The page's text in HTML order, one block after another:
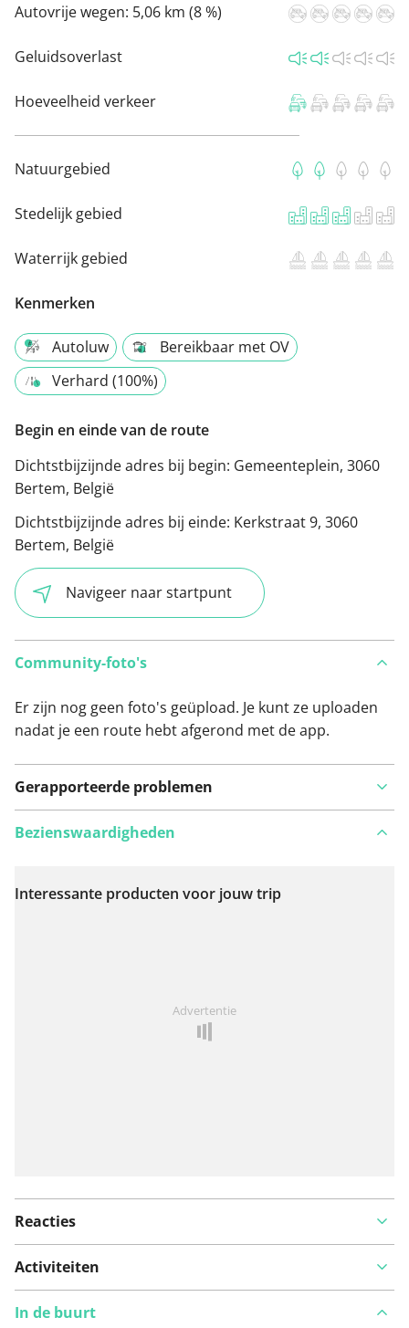
Autovrije wegen: 5,06 km (8 %)
Geluidsoverlast
Hoeveelheid verkeer
Natuurgebied
Stedelijk gebied
Waterrijk gebied
Kenmerken
Autoluw
Bereikbaar met OV
Verhard (100%)
Begin en einde van de route
Dichtstbijzijnde adres bij begin: Gemeenteplein, 3060
Bertem, België
Dichtstbijzijnde adres bij einde: Kerkstraat 9, 3060
Bertem, België
Navigeer naar startpunt
Community-foto's
Er zijn nog geen foto's geüpload. Je kunt ze uploaden
nadat je een route hebt afgerond met de app.
Gerapporteerde problemen
Bekijk op kaart
Bezienswaardigheden
Interessante producten voor jouw trip
Advertentie
Reacties
Activiteiten
In de buurt